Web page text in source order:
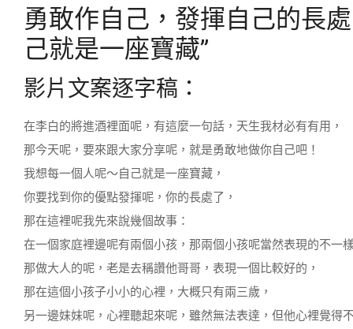
勇敢作自己，發揮自己的長
己就是一座寶藏”
影片文案逐字稿：
在李白的將進酒裡面呢，有這麼一句話，天生我材必有有用，
那今天呢，要來跟大家分享呢，就是勇敢地做你自己吧！
我想每一個人呢～自己就是一座寶藏，
你要找到你的優點發揮呢，你的長處了，
那在這裡呢我先來說幾個故事：
在一個家庭裡邊呢有兩個小孩，那兩個小孩呢當然表現的不一
那做大人的呢，老是去稱讚他哥哥，表現一個比較好的，
那在這個小孩子小小的心裡，大概只有兩三歲，
另一邊妹妹呢，心裡聽起來呢，雖然無法表達，但他心裡覺得